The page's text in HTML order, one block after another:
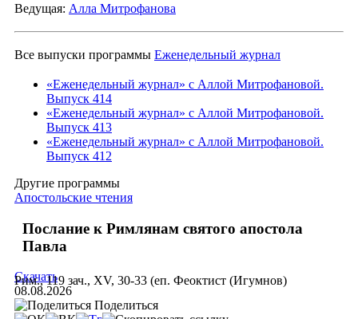
Ведущая: Алла Митрофанова
Все выпуски программы Еженедельный журнал
«Еженедельный журнал» с Аллой Митрофановой.
Выпуск 414
«Еженедельный журнал» с Аллой Митрофановой.
Выпуск 413
«Еженедельный журнал» с Аллой Митрофановой.
Выпуск 412
Другие программы
Апостольские чтения
Послание к Римлянам святого апостола
Павла
Рим., 119 зач., XV, 30-33 (еп. Феоктист (Игумнов)
Скачать
08.08.2026
Поделиться